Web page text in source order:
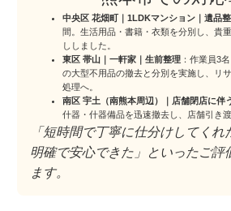
中央区 花畑町｜1LDKマンション｜遺品
間。生活用品・書籍・衣類を分別し、貴
ししました。
東区 帯山｜一軒家｜生前整理 ：作業員3
の大型不用品の撤去と分別を実施し、リ
処理へ。
南区 宇土（南熊本周辺）｜店舗閉店に伴
什器・什器備品を迅速撤去し、店舗引き
「短時間で丁寧に仕分けしてく
明確で安心できた」といったご評
ます。